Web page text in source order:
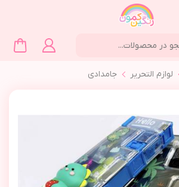
لوازم التحرير جامدادي